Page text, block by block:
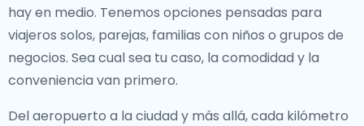
hay en medio. Tenemos opciones pensadas para
viajeros solos, parejas, familias con niños o grupos de
negocios. Sea cual sea tu caso, la comodidad y la
conveniencia van primero.
Del aeropuerto a la ciudad y más allá, cada kilómetro